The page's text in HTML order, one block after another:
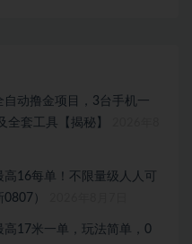
自动撸金项目，3台手机一
全套工具【揭秘】
16每单！不限量级人人可
）
高17米一单，玩法简单，0